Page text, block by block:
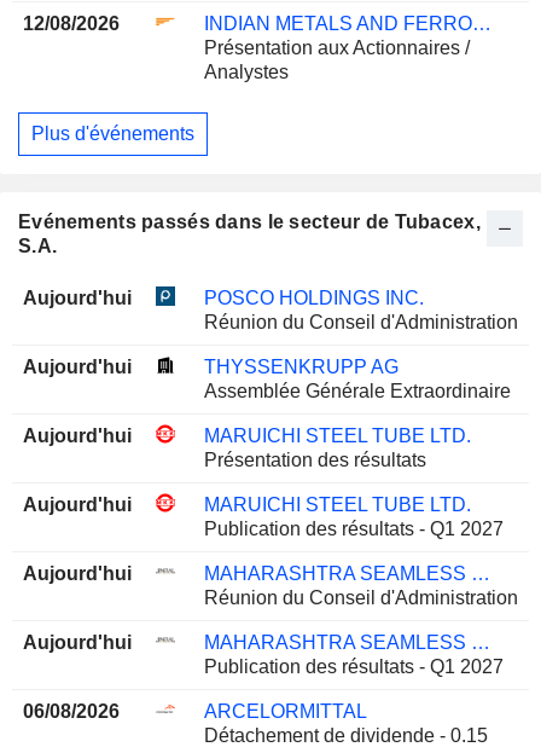
12/08/2026
INDIAN METALS AND FERRO ALLOYS LIMITED
Présentation aux Actionnaires /
Analystes
Plus d'événements
Evénements passés dans le secteur de Tubacex,
S.A.
Aujourd'hui
POSCO HOLDINGS INC.
Réunion du Conseil d'Administration
Aujourd'hui
THYSSENKRUPP AG
Assemblée Générale Extraordinaire
Aujourd'hui
MARUICHI STEEL TUBE LTD.
Présentation des résultats
Aujourd'hui
MARUICHI STEEL TUBE LTD.
Publication des résultats - Q1 2027
Aujourd'hui
MAHARASHTRA SEAMLESS LIMITED
Réunion du Conseil d'Administration
Aujourd'hui
MAHARASHTRA SEAMLESS LIMITED
Publication des résultats - Q1 2027
06/08/2026
ARCELORMITTAL
Détachement de dividende - 0.15